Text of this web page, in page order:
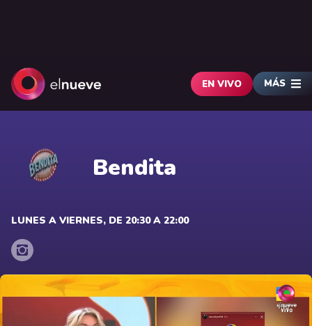
EN VIVO MÁS
Bendita
LUNES A VIERNES, DE 20:30 A 22:00